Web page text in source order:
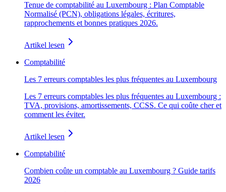
Tenue de comptabilité au Luxembourg : Plan Comptable
Normalisé (PCN), obligations légales, écritures,
rapprochements et bonnes pratiques 2026.
Artikel lesen
Comptabilité
Les 7 erreurs comptables les plus fréquentes au Luxembourg
Les 7 erreurs comptables les plus fréquentes au Luxembourg :
TVA, provisions, amortissements, CCSS. Ce qui coûte cher et
comment les éviter.
Artikel lesen
Comptabilité
Combien coûte un comptable au Luxembourg ? Guide tarifs
2026